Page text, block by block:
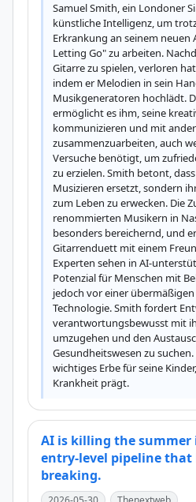
Samuel Smith, ein Londoner
künstliche Intelligenz, um
Erkrankung an seinem neuen
Letting Go" zu arbeiten.
Gitarre zu spielen, verloren
indem er Melodien in sein
Musikgeneratoren hochlädt.
ermöglicht es ihm, seine
kommunizieren und mit
zusammenzuarbeiten, auch
Versuche benötigt, um
zu erzielen. Smith betont,
Musizieren ersetzt, sondern
zum Leben zu erwecken. Die
renommierten Musikern in
besonders bereichernd, und
Gitarrenduett mit einem
Experten sehen in AI-
Potenzial für Menschen mit
jedoch vor einer
Technologie. Smith fordert
verantwortungsbewusst mit
umzugehen und den
Gesundheitswesen zu
wichtiges Erbe für seine
Krankheit prägt.
AI is killing the summer
entry-level pipeline that
breaking.